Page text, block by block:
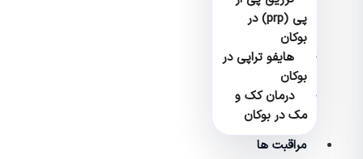
پی (prp) در
بوکان
هایفو تراپی در
بوکان
درمان کک و
مک در بوکان
مراقبت ها